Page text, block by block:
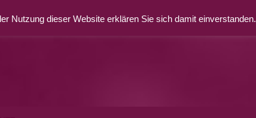
Nutzung dieser Website erklären Sie sich damit einverstanden.